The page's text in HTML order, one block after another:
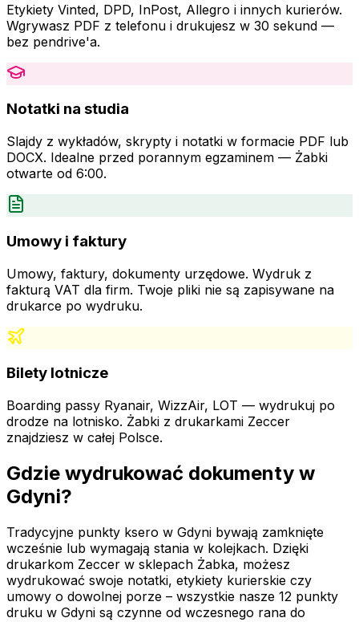
Etykiety Vinted, DPD, InPost, Allegro i innych kurierów.
Wgrywasz PDF z telefonu i drukujesz w 30 sekund —
bez pendrive'a.
Notatki na studia
Slajdy z wykładów, skrypty i notatki w formacie PDF lub
DOCX. Idealne przed porannym egzaminem — Żabki
otwarte od 6:00.
Umowy i faktury
Umowy, faktury, dokumenty urzędowe. Wydruk z
fakturą VAT dla firm. Twoje pliki nie są zapisywane na
drukarce po wydruku.
Bilety lotnicze
Boarding passy Ryanair, WizzAir, LOT — wydrukuj po
drodze na lotnisko. Żabki z drukarkami Zeccer
znajdziesz w całej Polsce.
Gdzie wydrukować dokumenty w
Gdyni?
Tradycyjne punkty ksero w Gdyni bywają zamknięte
wcześnie lub wymagają stania w kolejkach. Dzięki
drukarkom Zeccer w sklepach Żabka, możesz
wydrukować swoje notatki, etykiety kurierskie czy
umowy o dowolnej porze – wszystkie nasze 12 punkty
druku w Gdyni są czynne od wczesnego rana do